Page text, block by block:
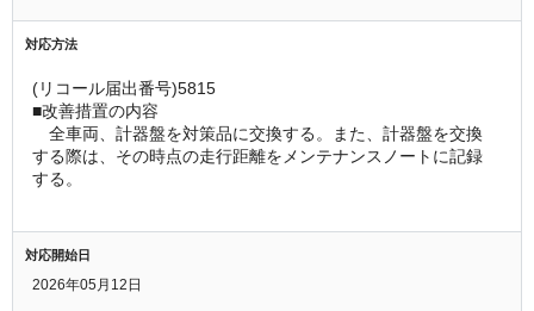
対応方法
(リコール届出番号)5815
■改善措置の内容
全車両、計器盤を対策品に交換する。また、計器盤を交換
する際は、その時点の走行距離をメンテナンスノートに記録
する。
対応開始日
2026年05月12日